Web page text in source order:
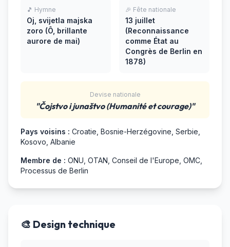
🎵 Hymne
Oj, svijetla majska
zoro (Ô, brillante
aurore de mai)
🎉 Fête nationale
13 juillet
(Reconnaissance
comme État au
Congrès de Berlin en
1878)
Devise nationale
"Čojstvo i junaštvo (Humanité et courage)"
Pays voisins : Croatie, Bosnie-Herzégovine, Serbie,
Kosovo, Albanie
Membre de : ONU, OTAN, Conseil de l'Europe, OMC,
Processus de Berlin
🎨 Design technique